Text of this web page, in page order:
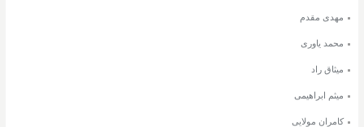
مهدی مقدم
محمد یاوری
میثاق راد
میثم ابراهیمی
کامران مولایی